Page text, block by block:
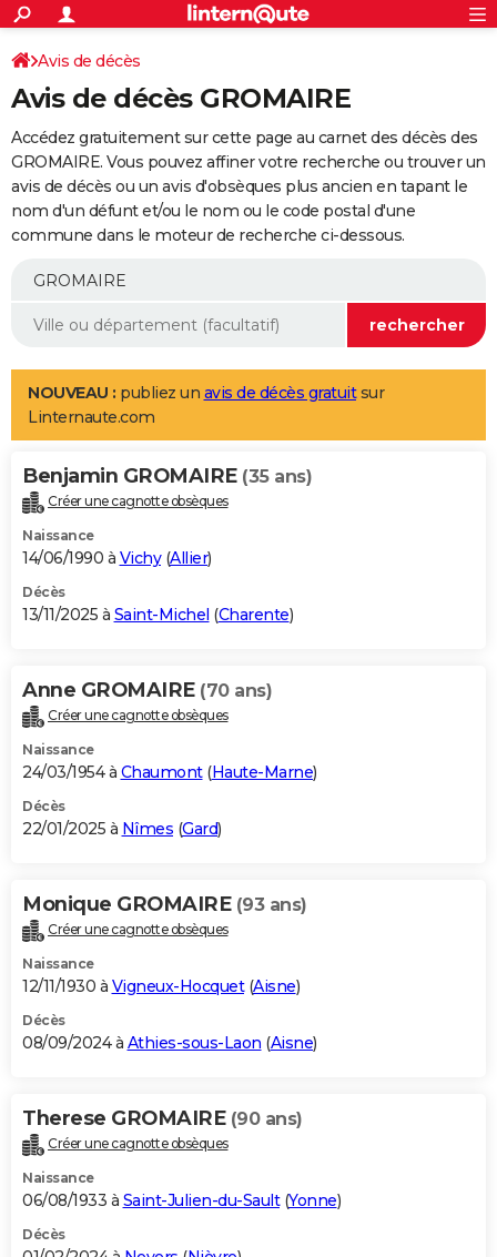
ACTUALITÉS
Politique
Société
Faits Divers
Education
Monde
Villes
+
SPORT
Coupe du monde 2026
Football
Tennis
Cyclisme
Rugby
Forum
Programme TV
TNT
Streaming
Cinéma
Sorties cinéma
Musique
+
FINANCE
Retraite
Epargne
Immobilier
Risques naturels par ville
Banque
Assurance
AUTO
Essais
Réserver un essai
Citadines
Berlines
SUV
Forum auto
+
Mobiles
Meilleur smartphone
Internet
Ordinateurs
Jeux vidéo
Guide high-tech
Aménagement intérieur
LIFESTYLE
Art de vivre
Bien-être
Loisirs
Mode
Modes de vie
Alimentation
Guide de la santé
Maladies
Médicaments
Sommeil
VOYAGE
Destinations
City break
Voyage nature
Voyage de noces
Forum
Climat
+PHOTO
GUIDES D'ACHAT
BONS PLANS
Carte de Noël
Carte Bonne année
Carte Saint-Valentin
Carte Pâques
Carte d'anniversaire
DICTIONNAIRE
Dictionnaire
Biographies
Citations
Expressions
Proverbes
PROGRAMME TV
S'inscrire
Se connecter
Lycées
Collèges
Primaires
Universités
Entreprises
Service militaire
Avis de recherche
AVIS DE DÉCÈS
Bricolage
Lifestyle
Culture
Sport
Auto
Television
Voyage
Cinema
Avis de décès
Avis de décès GROMAIRE
Accédez gratuitement sur cette page au carnet des décès des
GROMAIRE. Vous pouvez affiner votre recherche ou trouver un
avis de décès ou un avis d'obsèques plus ancien en tapant le
nom d'un défunt et/ou le nom ou le code postal d'une
commune dans le moteur de recherche ci-dessous.
NOUVEAU : publiez un avis de décès gratuitsur
Linternaute.com
Benjamin GROMAIRE (35 ans)
Créer une cagnotte obsèques
Naissance
14/06/1990 à Vichy(Allier)
Décès
13/11/2025 à Saint-Michel (Charente)
Anne GROMAIRE (70 ans)
Créer une cagnotte obsèques
Naissance
24/03/1954 à Chaumont(Haute-Marne)
Décès
22/01/2025 à Nîmes (Gard)
Monique GROMAIRE (93 ans)
Créer une cagnotte obsèques
Naissance
12/11/1930 à Vigneux-Hocquet(Aisne)
Décès
08/09/2024 à Athies-sous-Laon (Aisne)
Therese GROMAIRE (90 ans)
Créer une cagnotte obsèques
Naissance
06/08/1933 à Saint-Julien-du-Sault(Yonne)
Décès